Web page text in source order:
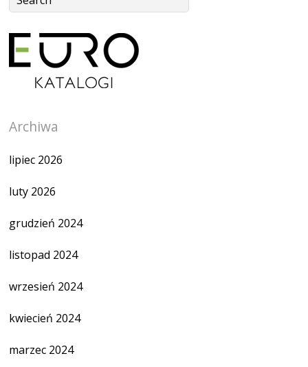
Archiwa
lipiec 2026
luty 2026
grudzień 2024
listopad 2024
wrzesień 2024
kwiecień 2024
marzec 2024